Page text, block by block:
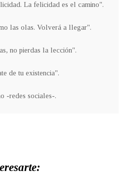
La felicidad es el camino".
las olas. Volverá a llegar".
no pierdas la lección".
de tu existencia".
-redes sociales-.